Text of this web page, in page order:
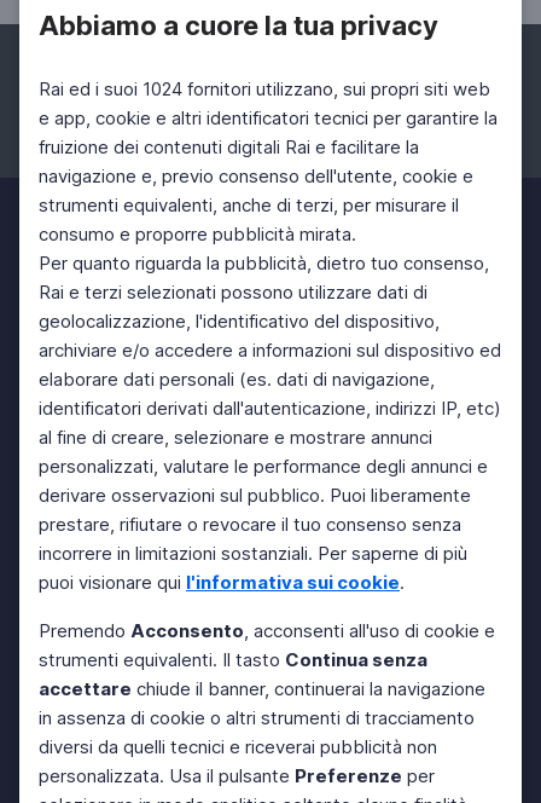
Abbiamo a cuore la tua privacy
Rai ed i suoi 1024 fornitori utilizzano, sui propri siti web
e app, cookie e altri identificatori tecnici per garantire la
fruizione dei contenuti digitali Rai e facilitare la
navigazione e, previo consenso dell'utente, cookie e
strumenti equivalenti, anche di terzi, per misurare il
consumo e proporre pubblicità mirata.
Per quanto riguarda la pubblicità, dietro tuo consenso,
Rai e terzi selezionati possono utilizzare dati di
geolocalizzazione, l'identificativo del dispositivo,
archiviare e/o accedere a informazioni sul dispositivo ed
elaborare dati personali (es. dati di navigazione,
identificatori derivati dall'autenticazione, indirizzi IP, etc)
al fine di creare, selezionare e mostrare annunci
personalizzati, valutare le performance degli annunci e
derivare osservazioni sul pubblico. Puoi liberamente
prestare, rifiutare o revocare il tuo consenso senza
incorrere in limitazioni sostanziali. Per saperne di più
puoi visionare qui l'informativa sui cookie.
Premendo Acconsento, acconsenti all'uso di cookie e
strumenti equivalenti. Il tasto Continua senza
accettare chiude il banner, continuerai la navigazione
in assenza di cookie o altri strumenti di tracciamento
diversi da quelli tecnici e riceverai pubblicità non
personalizzata. Usa il pulsante Preferenze per
Facebook Instagram Twitter